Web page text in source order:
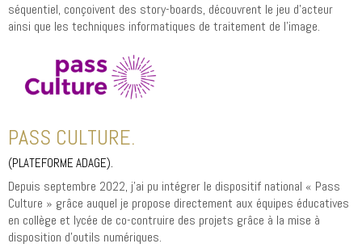
séquentiel, conçoivent des story-boards, découvrent le jeu d’acteur
ainsi que les techniques informatiques de traitement de l’image.
PASS CULTURE.
(PLATEFORME ADAGE).
Depuis septembre 2022, j’ai pu intégrer le dispositif national « Pass
Culture » grâce auquel je propose directement aux équipes éducatives
en collège et lycée de co-contruire des projets grâce à la mise à
disposition d’outils numériques.